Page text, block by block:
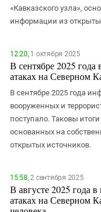
«Кавказского узла»,
информации из
12:20,1 октября 2025
В сентябре 2025
атаках на Северном
В сентябре 2025 года
вооруженных и
поступало. Таковы
основанных на
открытых источников.
15:58,2 сентября 2025
В августе 2025 года
атаках на Северном